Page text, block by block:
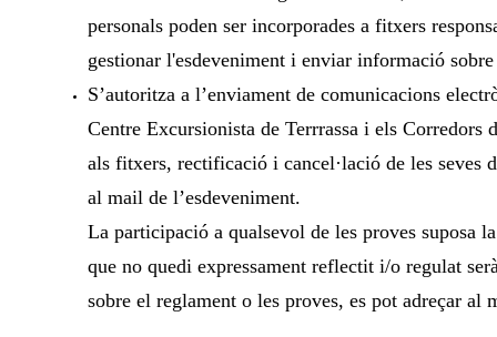
personals poden ser incorporades a fitxers
gestionar l'esdeveniment i enviar informació
S’autoritza a l’enviament de comunicacions
Centre Excursionista de Terrrassa i els Corredors
als fitxers, rectificació i cancel·lació de les seves
al mail de l’esdeveniment.
La participació a qualsevol de les proves suposa
que no quedi expressament reflectit i/o regulat
sobre el reglament o les proves, es pot adreçar